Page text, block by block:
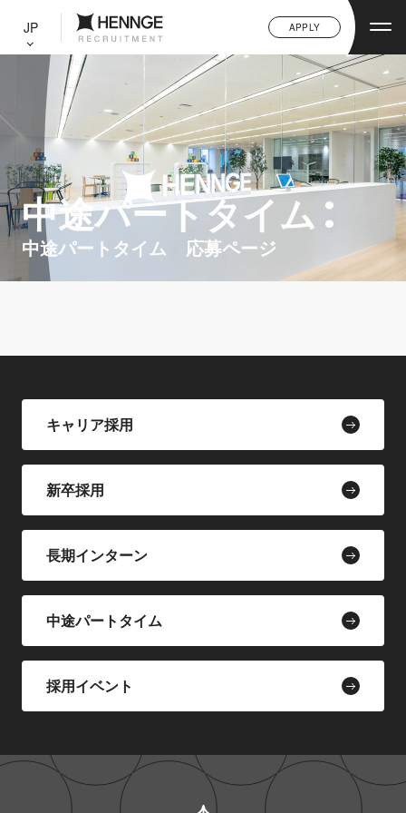
JP APPLY
L
O
S
中途パートタイム
中途パートタイム 応募ページ
キャリア採用
新卒採用
長期インターン
中途パートタイム
採用イベント